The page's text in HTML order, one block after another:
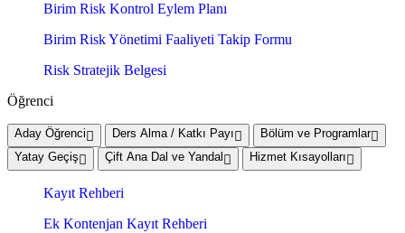
Birim Risk Kontrol Eylem Planı
Birim Risk Yönetimi Faaliyeti Takip Formu
Risk Stratejik Belgesi
Öğrenci
Aday Öğrenci Ders Alma / Katkı Payı
Bölüm ve Programlar
Yatay Geçiş
Çift Ana Dal ve Yandal Hizmet Kısayolları
Kayıt Rehberi
Ek Kontenjan Kayıt Rehberi